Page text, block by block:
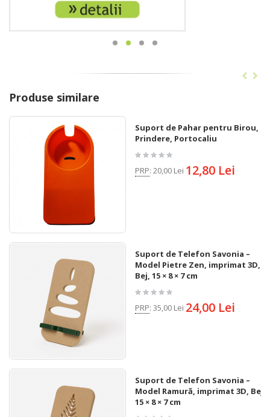
Produse similare
Suport de Pahar pentru Birou, cu
Prindere, Portocaliu
PRP: 20,00 Lei 12,80 Lei
Suport de Telefon Savonia –
Model Pietre Zen, imprimat 3D,
Bej, 15 × 8 × 7 cm
PRP: 35,00 Lei 24,00 Lei
Suport de Telefon Savonia –
Model Ramură, imprimat 3D, Bej,
15 × 8 × 7 cm